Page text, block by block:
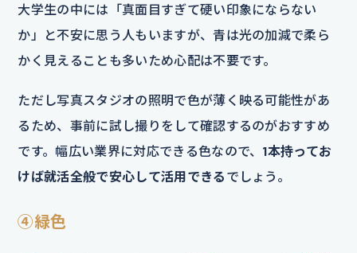
大学生の中には「真面目すぎて硬い印象にならない
か」と不安に思う人もいますが、青は光の加減で柔ら
かく見えることも多いため心配は不要です。
ただし写真スタジオの照明で色が薄く映る可能性があ
るため、事前に試し撮りをして確認するのがおすすめ
です。幅広い業界に対応できる色なので、 1本持ってお
けば就活全般で安心して活用できる でしょう。
④緑色